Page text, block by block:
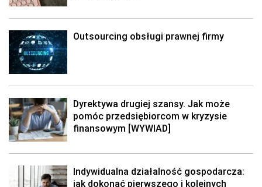
Outsourcing obsługi prawnej firmy
Dyrektywa drugiej szansy. Jak może
pomóc przedsiębiorcom w kryzysie
finansowym [WYWIAD]
Indywidualna działalność gospodarcza:
jak dokonać pierwszego i kolejnych